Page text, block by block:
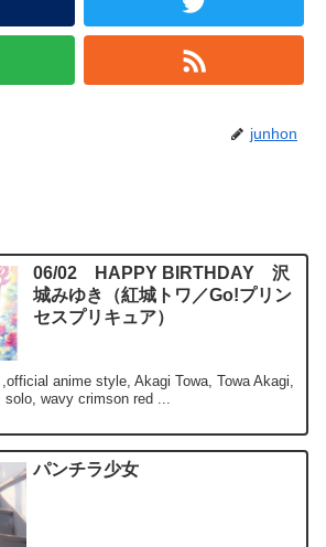
junhon
06/02 HAPPY BIRTHDAY 沢
城みゆき（紅城トワ／Go!プリン
セスプリキュア）
anime style, Akagi Towa, Towa Akagi,
wavy crimson red ...
パンチラ少女